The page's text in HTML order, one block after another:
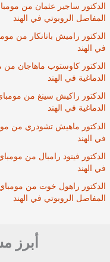
الدكتور ساجير عثمان من
المفاصل الروبوتي في الهند
الدكتور راميش باتانكار من
في الهند
الدكتور كاوستوب ماهاجان
الدماغية في الهند
الدكتور راكيش سينغ من
الدماغية في الهند
الدكتور ماهيش تشودري من
في الهند
الدكتور فينود رامبال من
في الهند
الدكتور راهول خوت من
المفاصل الروبوتي في الهند
أبرز